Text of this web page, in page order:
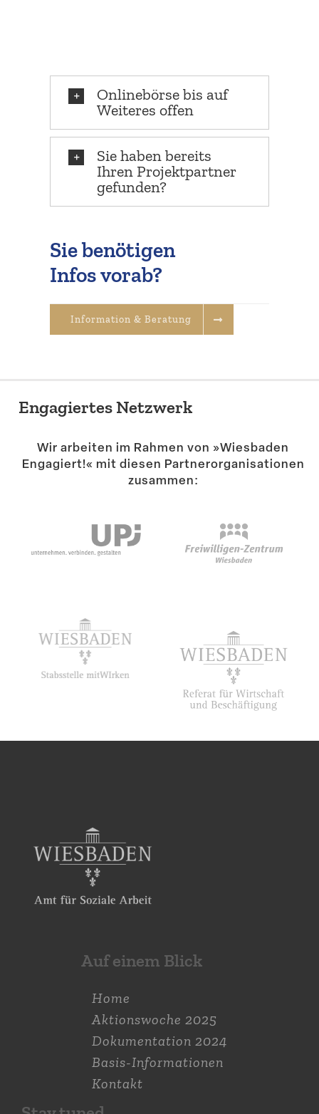
Online­börse bis auf
Weiteres offen
Sie haben bereits
Ihren Projekt­partner
gefunden?
Sie benötigen
Infos vorab?
Infor­mation & Beratung
Engagiertes Netzwerk
Wir arbeiten im Rahmen von »Wiesbaden
Engagiert!« mit diesen Partner­or­ga­ni­sa­tionen
zusammen:
Auf einem Blick
Home
Aktions­woche 2025
Dokumen­tation 2024
Basis-Informationen
Kontakt